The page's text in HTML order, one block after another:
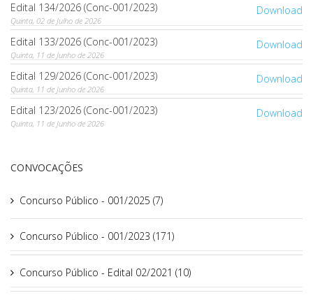
Download
Edital 134/2026 (Conc-001/2023)
Quinta, 02 de Julho de 2026
Download
Edital 133/2026 (Conc-001/2023)
Quinta, 11 de Junho de 2026
Download
Edital 129/2026 (Conc-001/2023)
Quinta, 11 de Junho de 2026
Download
Edital 123/2026 (Conc-001/2023)
Quinta, 11 de Junho de 2026
CONVOCAÇÕES
Concurso Público - 001/2025 (7)
Concurso Público - 001/2023 (171)
Concurso Público - Edital 02/2021 (10)